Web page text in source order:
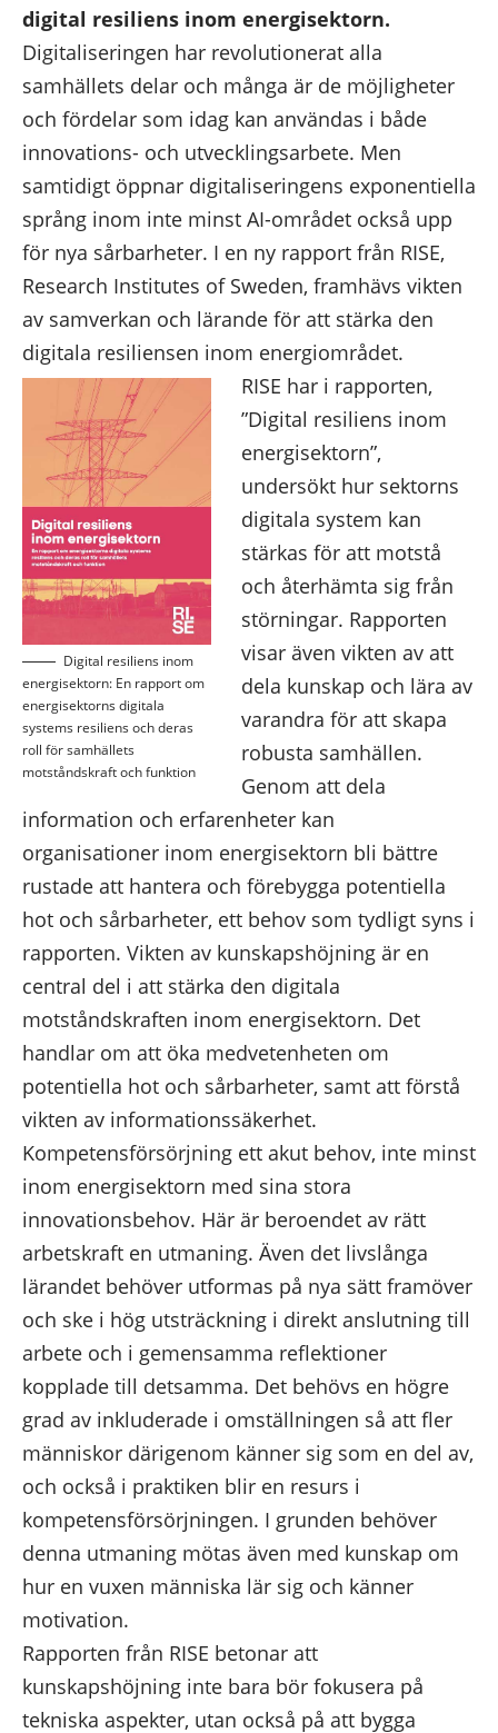
digital resiliens inom energisektorn.
Digitaliseringen har revolutionerat alla
samhällets delar och många är de möjligheter
och fördelar som idag kan användas i både
innovations- och utvecklingsarbete. Men
samtidigt öppnar digitaliseringens exponentiella
språng inom inte minst AI-området också upp
för nya sårbarheter. I en ny rapport från RISE,
Research Institutes of Sweden, framhävs vikten
av samverkan och lärande för att stärka den
digitala resiliensen inom energiområdet.
Digital resiliens inom
energisektorn: En rapport om
energisektorns digitala
systems resiliens och deras
roll för samhällets
motståndskraft och funktion
RISE har i rapporten,
”Digital resiliens inom
energisektorn”,
undersökt hur sektorns
digitala system kan
stärkas för att motstå
och återhämta sig från
störningar. Rapporten
visar även vikten av att
dela kunskap och lära av
varandra för att skapa
robusta samhällen.
Genom att dela
information och erfarenheter kan
organisationer inom energisektorn bli bättre
rustade att hantera och förebygga potentiella
hot och sårbarheter, ett behov som tydligt syns i
rapporten. Vikten av kunskapshöjning är en
central del i att stärka den digitala
motståndskraften inom energisektorn. Det
handlar om att öka medvetenheten om
potentiella hot och sårbarheter, samt att förstå
vikten av informationssäkerhet.
Kompetensförsörjning ett akut behov, inte minst
inom energisektorn med sina stora
innovationsbehov. Här är beroendet av rätt
arbetskraft en utmaning. Även det livslånga
lärandet behöver utformas på nya sätt framöver
och ske i hög utsträckning i direkt anslutning till
arbete och i gemensamma reflektioner
kopplade till detsamma. Det behövs en högre
grad av inkluderade i omställningen så att fler
människor därigenom känner sig som en del av,
och också i praktiken blir en resurs i
kompetensförsörjningen. I grunden behöver
denna utmaning mötas även med kunskap om
hur en vuxen människa lär sig och känner
motivation.
Rapporten från RISE betonar att
kunskapshöjning inte bara bör fokusera på
tekniska aspekter, utan också på att bygga